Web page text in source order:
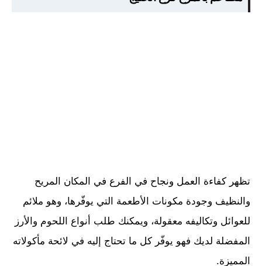
تظهر كفاءة العمل ونجاح في الفرع في المكان المريح
والنظيف وجودة مكونات الأطعمة التي يوفّرها، وهو ملائم
للعوائل وتكاليفه معقولة، ويمكنك طلب أنواع اللحوم والأرز
المفضلة لديك فهو يوفّر كل ما تحتاج إليه في لائحة مأكولاته
المميزة.